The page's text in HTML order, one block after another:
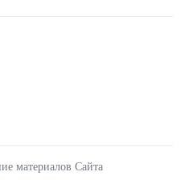
материалов Сайта